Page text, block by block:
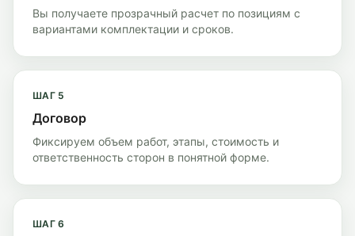
Вы получаете прозрачный расчет по позициям с
вариантами комплектации и сроков.
ШАГ 5
Договор
Фиксируем объем работ, этапы, стоимость и
ответственность сторон в понятной форме.
ШАГ6